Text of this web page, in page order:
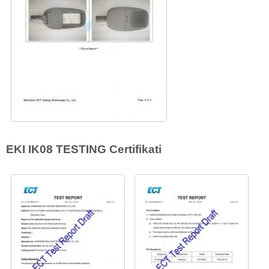
EKI IK08 TESTING Certifikati